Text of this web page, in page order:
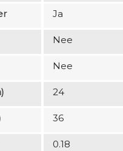
Ja
Nee
Nee
24
36
0.18